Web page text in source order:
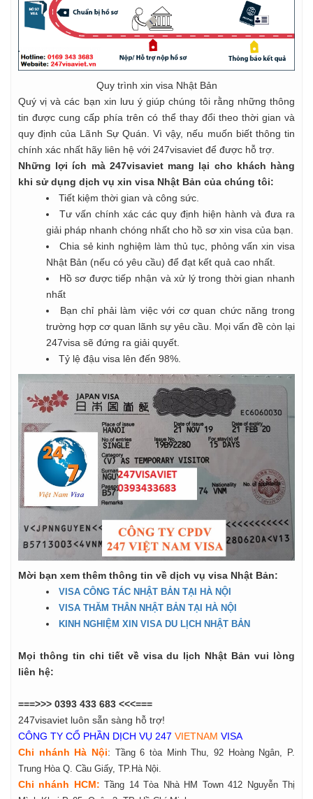
Quy trình xin visa Nhật Bản
Quý vị và các bạn xin lưu ý giúp chúng tôi rằng những thông
tin được cung cấp phía trên có thể thay đổi theo thời gian và
quy định của Lãnh Sự Quán. Vì vậy, nếu muốn biết thông tin
chính xác nhất hãy liên hệ với 247visaviet để được hỗ trợ.
Những lợi ích mà 247visaviet mang lại cho khách hàng
khi sử dụng dịch vụ xin visa Nhật Bản của chúng tôi:
Tiết kiệm thời gian và công sức.
Tư vấn chính xác các quy định hiện hành và đưa ra
giải pháp nhanh chóng nhất cho hồ sơ xin visa của bạn.
Chia sẻ kinh nghiệm làm thủ tục, phỏng vấn xin visa
Nhật Bản (nếu có yêu cầu) để đạt kết quả cao nhất.
Hồ sơ được tiếp nhận và xử lý trong thời gian nhanh
nhất
Bạn chỉ phải làm việc với cơ quan chức năng trong
trường hợp cơ quan lãnh sự yêu cầu. Mọi vấn đề còn lại
247visa sẽ đứng ra giải quyết.
Tỷ lệ đậu visa lên đến 98%.
Mời bạn xem thêm thông tin về dịch vụ visa Nhật Bản:
VISA CÔNG TÁC NHẬT BẢN TẠI HÀ NỘI
VISA THĂM THÂN NHẬT BẢN TẠI HÀ NỘI
KINH NGHIỆM XIN VISA DU LỊCH NHẬT BẢN
Mọi thông tin chi tiết về visa du lịch Nhật Bản vui lòng
liên hệ:
===>>> 0393 433 683 <<<===
247visaviet luôn sẵn sàng hỗ trợ!
CÔNG TY CỔ PHẦN DỊCH VỤ 247 VIETNAM VISA
Chi nhánh Hà Nội: Tầng 6 tòa Minh Thu, 92 Hoàng Ngân, P.
Trung Hòa Q. Cầu Giấy, TP.Hà Nội.
Chi nhánh HCM: Tầng 14 Tòa Nhà HM Town 412 Nguyễn Thị